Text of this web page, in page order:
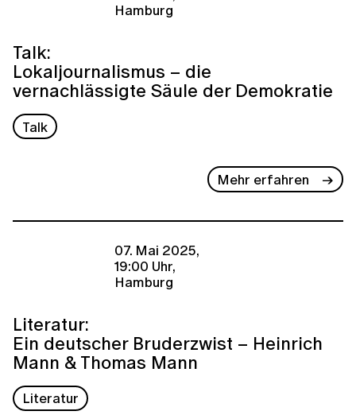
Hamburg
Talk:
Lokaljournalismus – die
vernachlässigte Säule der Demokratie
Talk
Mehr erfahren
07. Mai 2025,
19:00 Uhr,
Hamburg
Literatur:
Ein deutscher Bruderzwist – Heinrich
Mann & Thomas Mann
Literatur